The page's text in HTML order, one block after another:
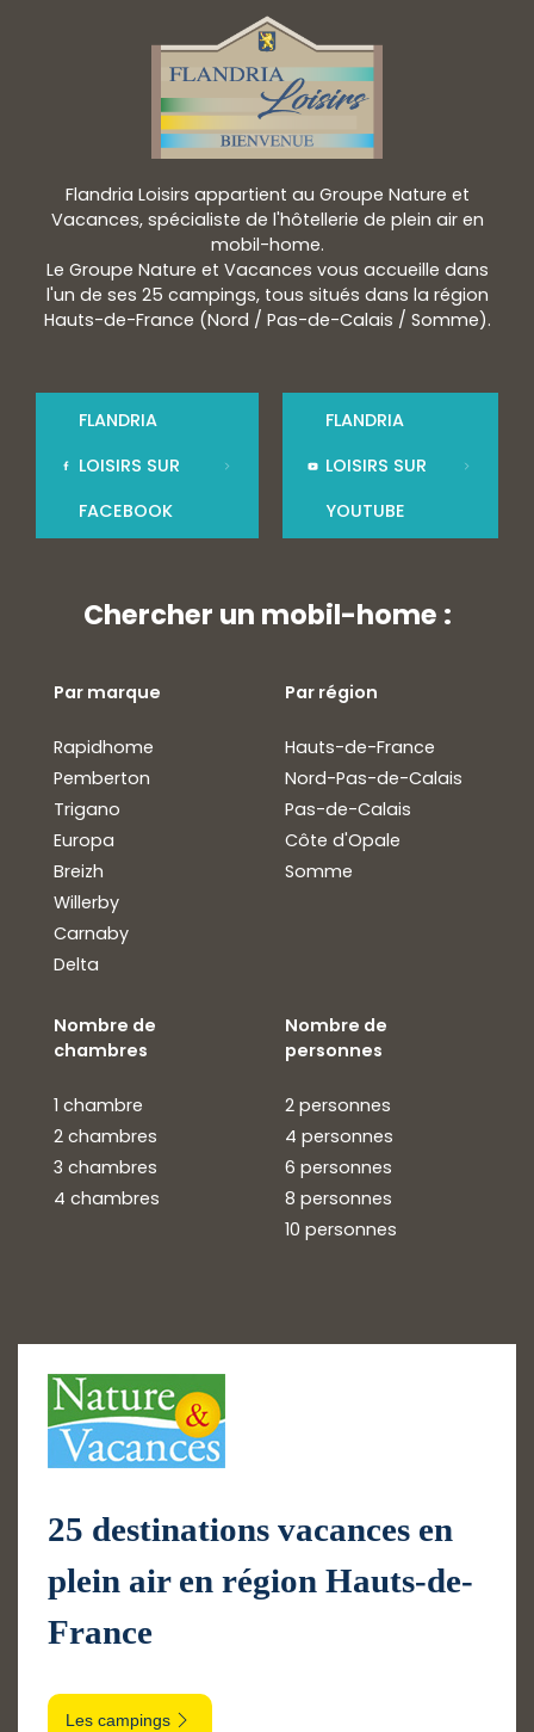
Flandria Loisirs appartient au Groupe Nature et
Vacances, spécialiste de l'hôtellerie de plein air en
mobil-home.
Le Groupe Nature et Vacances vous accueille dans
l'un de ses 25 campings, tous situés dans la région
Hauts-de-France (Nord / Pas-de-Calais / Somme).
FLANDRIA
LOISIRS SUR
FACEBOOK
FLANDRIA
LOISIRS SUR
YOUTUBE
Chercher un mobil-home :
Par marque
Rapidhome
Pemberton
Trigano
Europa
Breizh
Willerby
Carnaby
Delta
Par région
Hauts-de-France
Nord-Pas-de-Calais
Pas-de-Calais
Côte d'Opale
Somme
Nombre de
chambres
1 chambre
2 chambres
3 chambres
4 chambres
Nombre de
personnes
2 personnes
4 personnes
6 personnes
8 personnes
10 personnes
25 destinations vacances en
plein air en région Hauts-de-
France
Les campings